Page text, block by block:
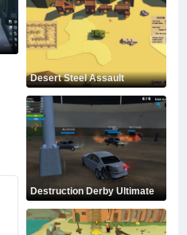
Desert Steel Assault
Destruction Derby Ultimate